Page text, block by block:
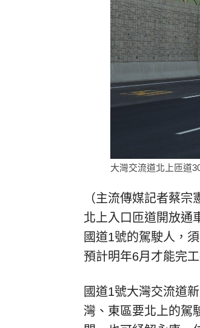
大灣交流道北上匝道
（主流傳媒記者蔡
北上入口匝道開放通
國道1號的駕駛人，
預計明年6月才能完工
國道1號大灣交流道
灣、東區要北上的駕